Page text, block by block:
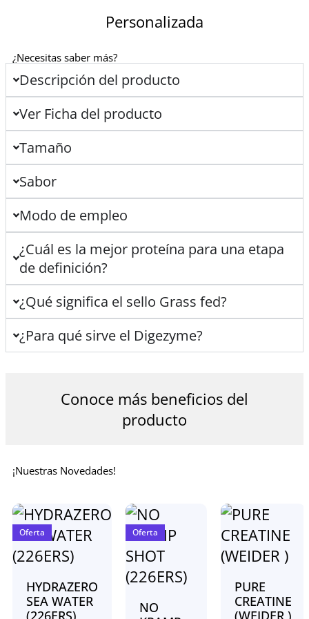
Personalizada
¿Necesitas saber más?
Descripción del producto
Ver Ficha del producto
Tamaño
Sabor
Modo de empleo
¿Cuál es la mejor proteína para una etapa
de definición?
¿Qué significa el sello Grass fed?
¿Para qué sirve el Digezyme?
Conoce más beneficios del
producto
¡Nuestras Novedades!
Oferta
HYDRAZERO
SEA WATER
(226ERS)
Oferta
NO
PURE
CREATINE
(WEIDER )